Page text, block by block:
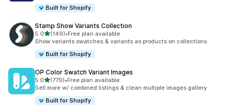
Built for Shopify
Stamp Show Variants Collection
5.05つ星中
(149)
合計レビュー数：149件
•Free plan available
Show variants swatches & variants as products on collections
Built for Shopify
OP Color Swatch Variant Images
5.05つ星中
(779)
合計レビュー数：779件
•Free plan available
Sell more w/ combined listings & clean multiple images gallery
Built for Shopify